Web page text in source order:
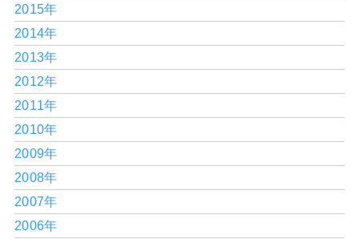
2015年
2014年
2013年
2012年
2011年
2010年
2009年
2008年
2007年
2006年